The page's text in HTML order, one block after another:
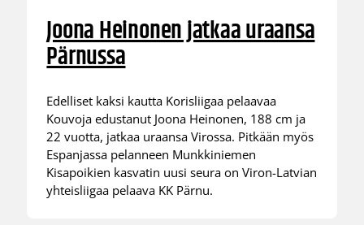
Joona Heinonen jatkaa uraansa
Pärnussa
Edelliset kaksi kautta Korisliigaa pelaavaa
Kouvoja edustanut Joona Heinonen, 188 cm ja
22 vuotta, jatkaa uraansa Virossa. Pitkään myös
Espanjassa pelanneen Munkkiniemen
Kisapoikien kasvatin uusi seura on Viron-Latvian
yhteisliigaa pelaava KK Pärnu.